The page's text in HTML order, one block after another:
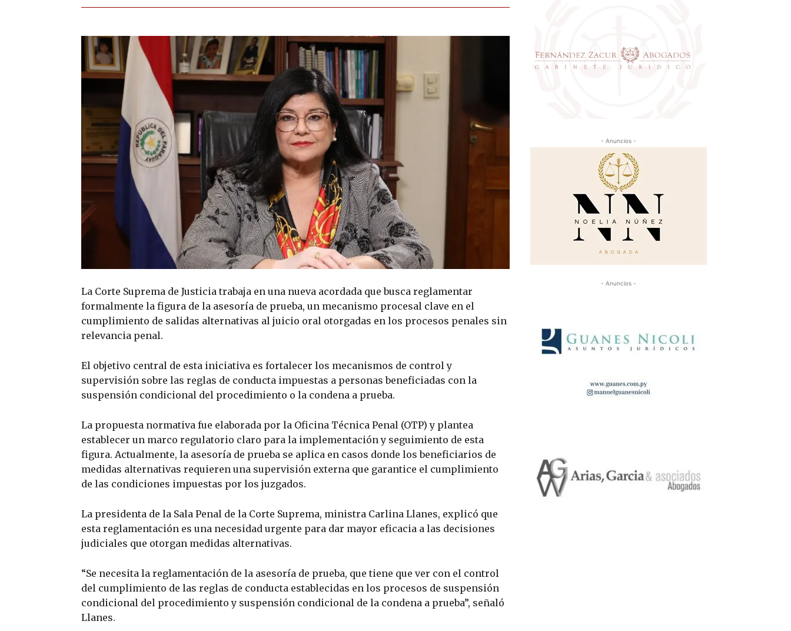
La Corte Suprema de Justicia trabaja en una nueva acordada que busca reglamentar
formalmente la figura de la asesoría de prueba, un mecanismo procesal clave en el
cumplimiento de salidas alternativas al juicio oral otorgadas en los procesos penales sin
relevancia penal.
El objetivo central de esta iniciativa es fortalecer los mecanismos de control y
supervisión sobre las reglas de conducta impuestas a personas beneficiadas con la
suspensión condicional del procedimiento o la condena a prueba.
La propuesta normativa fue elaborada por la Oficina Técnica Penal (OTP) y plantea
establecer un marco regulatorio claro para la implementación y seguimiento de esta
figura. Actualmente, la asesoría de prueba se aplica en casos donde los beneficiarios de
medidas alternativas requieren una supervisión externa que garantice el cumplimiento
de las condiciones impuestas por los juzgados.
La presidenta de la Sala Penal de la Corte Suprema, ministra Carlina Llanes, explicó que
esta reglamentación es una necesidad urgente para dar mayor eficacia a las decisiones
judiciales que otorgan medidas alternativas.
“Se necesita la reglamentación de la asesoría de prueba, que tiene que ver con el control
del cumplimiento de las reglas de conducta establecidas en los procesos de suspensión
condicional del procedimiento y suspensión condicional de la condena a prueba”, señaló
Llanes.
- Anuncios -
- Anuncios -